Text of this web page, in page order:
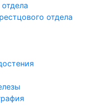
отдела